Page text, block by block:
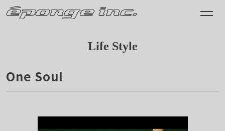
Life Style
One Soul